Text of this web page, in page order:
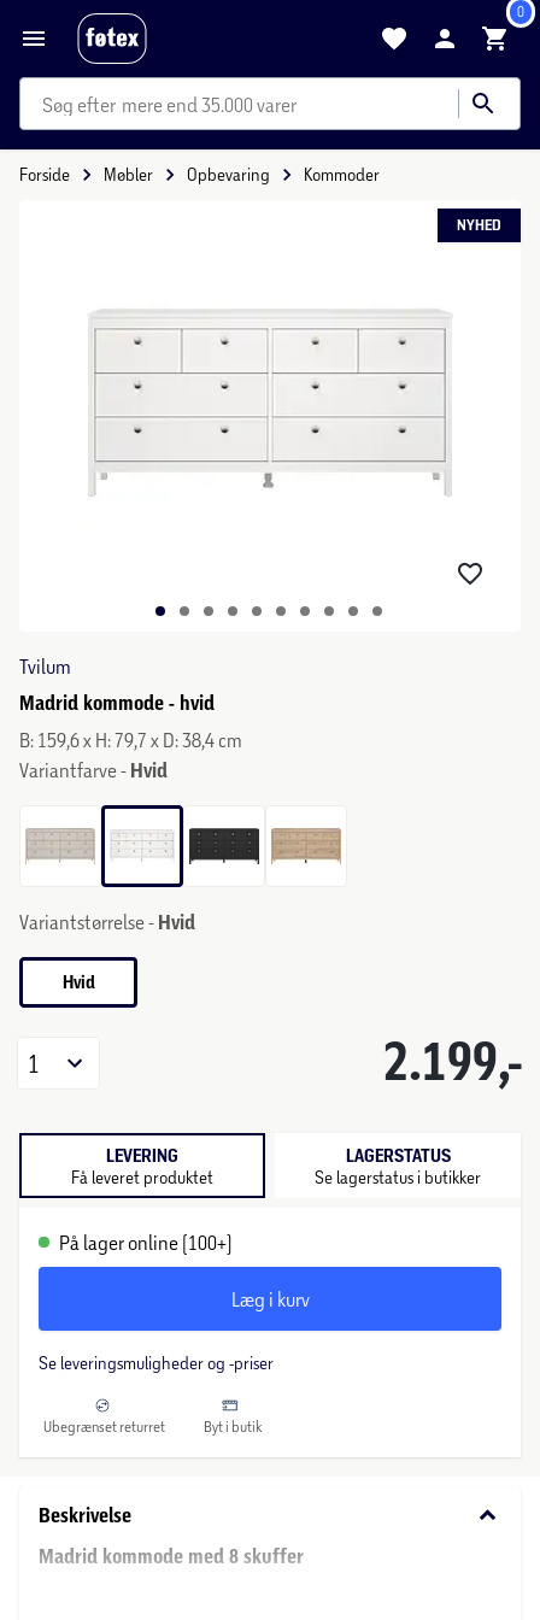
0
mere end 35.000 varer
Forside Møbler Opbevaring Kommoder
NYHED
Tvilum
Madrid kommode - hvid
B: 159,6 x H: 79,7 x D: 38,4 cm
Variantfarve - Hvid
Variantstørrelse - Hvid
Hvid
2.199,-
1
LEVERING
Få leveret produktet
LAGERSTATUS
Se lagerstatus i butikker
På lager online (100+)
Læg i kurv
Se leveringsmuligheder og -priser
Ubegrænset returret Byt i butik
Beskrivelse keyboard_arrow_down
Madrid kommode med 8 skuffer